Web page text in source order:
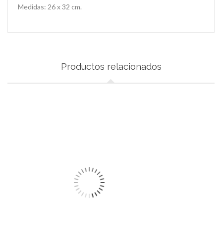
Medidas: 26 x 32 cm.
Productos relacionados